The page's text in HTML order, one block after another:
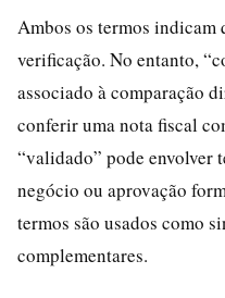
Ambos os termos indicam
verificação. No entanto,
associado à comparação
conferir uma nota fiscal
“validado” pode envolver
negócio ou aprovação
termos são usados como
complementares.